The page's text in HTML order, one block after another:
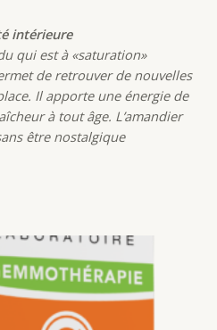
intérieure
qui est à «saturation»
de retrouver de nouvelles
Il apporte une énergie de
à tout âge. L’amandier
être nostalgique